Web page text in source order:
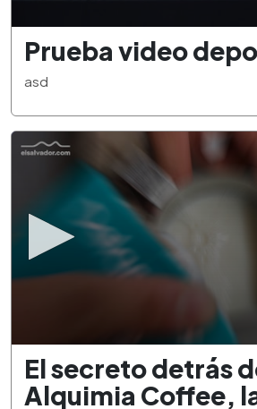
seconds
minutes,
seconds
Prueba video
asd
seconds
El secreto detrás
Alquimia Coffee,